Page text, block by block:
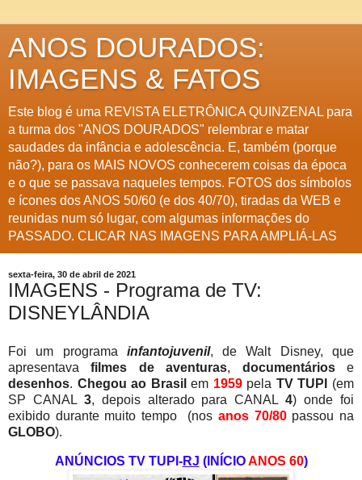
ANOS DOURADOS:
IMAGENS & FATOS
Este blog é uma REVISTA ELETRÔNICA QUINZENAL para
a turma dos "ANOS DOURADOS" relembrar e matar
saudades da infância e adolescência. E, também (porque
não?), para os MAIS NOVOS conhecerem coisas da época
e o que se passava naqueles tempos. FOTOS dos símbolos
e ícones dos ANOS 50/60 (e dos 40/70), tiradas da WEB e
reunidas num só lugar, com algumas informações do
PASSADO. CLICAR NAS IMAGENS PARA AMPLIÁ-LAS
sexta-feira, 30 de abril de 2021
IMAGENS - Programa de TV:
DISNEYLÂNDIA
Foi um programa infantojuvenil, de Walt Disney, que
apresentavafilmes de aventuras, documentáriose
desenhos. Chegou ao Brasil em 1959pela TV TUPI
(em
SP CANAL 3, depois alterado para CANAL4) onde foi
exibido durante muito tempo (nos anos 70/80passou na
GLOBO).
ANÚNCIOS TV TUPI-RJ (INÍCIOANOS 60)